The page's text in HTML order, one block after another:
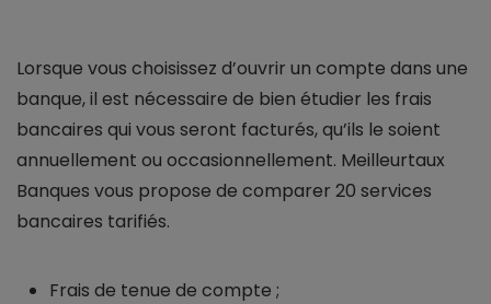
Lorsque vous choisissez d’ouvrir un compte dans une
banque, il est nécessaire de bien étudier les frais
bancaires qui vous seront facturés, qu’ils le soient
annuellement ou occasionnellement. Meilleurtaux
Banques vous propose de comparer 20 services
bancaires tarifiés.
Frais de tenue de compte ;